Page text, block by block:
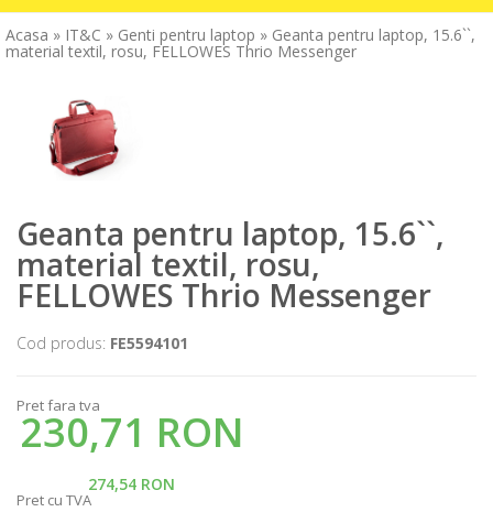
Acasa » IT&C » Genti pentru laptop » Geanta pentru laptop, 15.6``,
material textil, rosu, FELLOWES Thrio Messenger
Geanta pentru laptop, 15.6``,
material textil, rosu,
FELLOWES Thrio Messenger
Cod produs: FE5594101
Pret fara tva
230,71 RON
274,54 RON
Pret cu TVA